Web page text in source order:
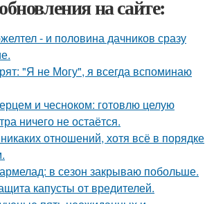
на сайте:
- и половина дачников сразу
"Я не Могу", я всегда вспоминаю
и чесноком: готовлю целую
ничего не остаётся.
отношений, хотя всё в порядке
в сезон закрываю побольше.
капусты от вредителей.